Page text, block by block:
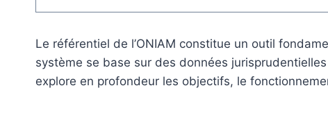
Le référentiel de l’ONIAM constitue un outil
système se base sur des données
explore en profondeur les objectifs, le